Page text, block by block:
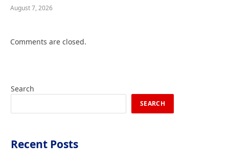
August 7, 2026
Comments are closed.
Search
SEARCH
Recent Posts